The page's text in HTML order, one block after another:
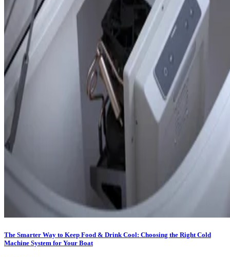
The Smarter Way to Keep Food & Drink Cool: Choosing the Right Cold
Machine System for Your Boat